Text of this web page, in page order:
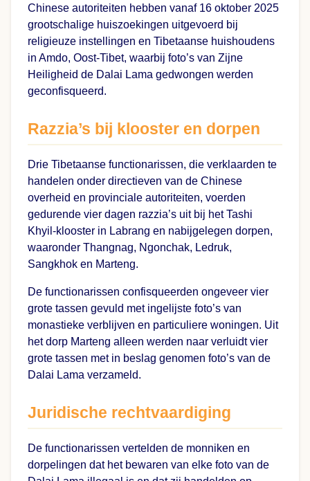
Chinese autoriteiten hebben vanaf 16 oktober 2025
grootschalige huiszoekingen uitgevoerd bij
religieuze instellingen en Tibetaanse huishoudens
in Amdo, Oost-Tibet, waarbij foto’s van Zijne
Heiligheid de Dalai Lama gedwongen werden
geconfisqueerd.
Razzia’s bij klooster en dorpen
Drie Tibetaanse functionarissen, die verklaarden te
handelen onder directieven van de Chinese
overheid en provinciale autoriteiten, voerden
gedurende vier dagen razzia’s uit bij het Tashi
Khyil-klooster in Labrang en nabijgelegen dorpen,
waaronder Thangnag, Ngonchak, Ledruk,
Sangkhok en Marteng.
De functionarissen confisqueerden ongeveer vier
grote tassen gevuld met ingelijste foto’s van
monastieke verblijven en particuliere woningen. Uit
het dorp Marteng alleen werden naar verluidt vier
grote tassen met in beslag genomen foto’s van de
Dalai Lama verzameld.
Juridische rechtvaardiging
De functionarissen vertelden de monniken en
dorpelingen dat het bewaren van elke foto van de